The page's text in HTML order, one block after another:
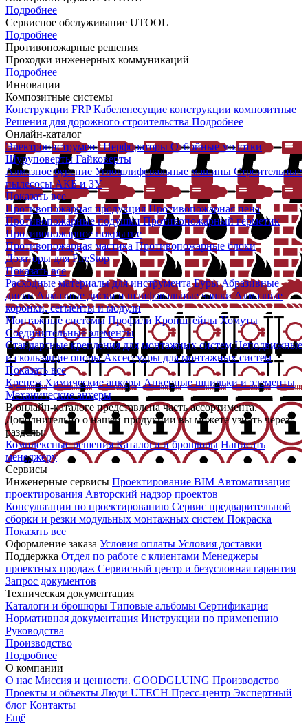
Подробнее
Сервисное обслуживание UTOOL
Подробнее
Противопожарные решения
Проходки инженерных коммуникаций
Подробнее
Инновации
Композитные системы
Конструкции FRPКабеленесущие конструкции композитные
Решения для дорожного строительства Подробнее
Онлайн-каталог
ЭлектроинструментПерфораторы Отбойные молотки
Шуруповерты Гайковерты
Алмазное бурение Углошлифовальные машины Строительные
пылесосыАКБ и ЗУ
Показать все
Противопожарная продукция Противопожарная пена
Противопожарные подушкиПротивопожарный герметик
Противопожарное покрытие
Противопожарная мастика Противопожарные блоки
Дозаторы для FireStop
Показать все
Расходные материалы для инструментаБурыАбразивные
дискиАлмазные диски и шлифовальные чашкиАлмазные
коронки, сегменты и модули
Монтажные системы Профили КронштейныХомуты
Соединительные элементы
Стандартные крепления для монтажных системНеподвижные
и скользящие опорыАксессуары для монтажных систем
Показать все
КрепежХимические анкеры Анкерные шпильки и элементы
Механические анкеры
В онлайн-каталоге представлена часть ассортимента.
Дополнительно о нашей продукции вы можете узнать через
разделы:
Комплексные решения Каталоги и брошюры Написать
менеджеру
Сервисы
Инженерные сервисы Проектирование BIM Автоматизация
проектирования Авторский надзор проектов
Консультации по проектированию Сервис предварительной
сборки и резки модульных монтажных систем Покраска
Показать все
Оформление заказа Условия оплаты Условия доставки
Поддержка Отдел по работе с клиентами Менеджеры
проектных продаж Сервисный центр и безусловная гарантия
Запрос документов
Техническая документация
Каталоги и брошюры Типовые альбомы Сертификация
Нормативная документация Инструкции по применению
Руководства
Производство
Подробнее
О компании
О нас Миссия и ценности. GOODGLUING Производство
Проекты и объекты Люди UTECH Пресс-центр Экспертный
блог Контакты
Ещё